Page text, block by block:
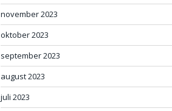
november 2023
oktober 2023
september 2023
august 2023
juli 2023